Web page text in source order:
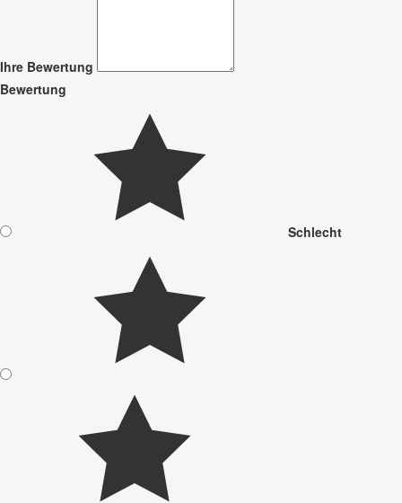
Ihre Bewertung
Bewertung
Schlecht